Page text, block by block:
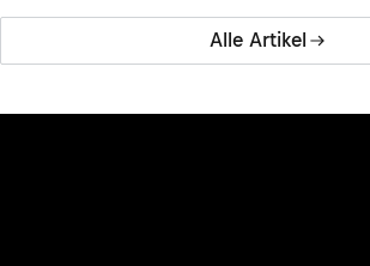
Alle Artikel